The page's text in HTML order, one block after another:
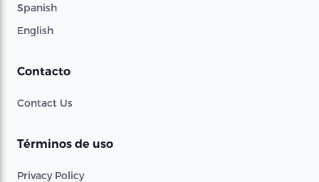
Spanish
English
Contacto
Contact Us
Términos de uso
Privacy Policy